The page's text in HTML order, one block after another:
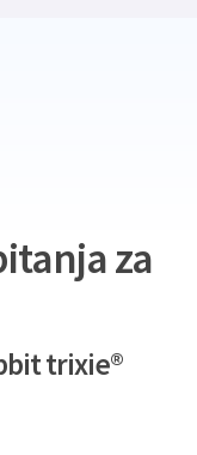
za
trixie®